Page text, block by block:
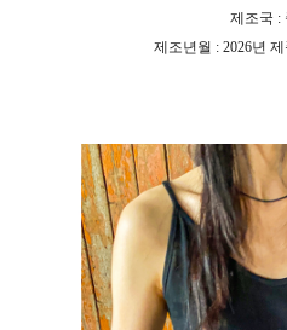
제조국 :
제조년월 : 2026년